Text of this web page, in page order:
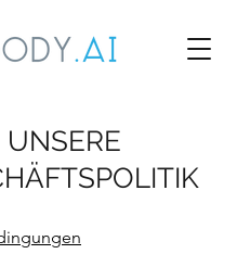
UNSERE